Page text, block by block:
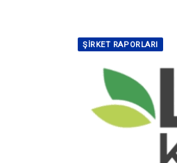
ŞIRKET RAPORLARI